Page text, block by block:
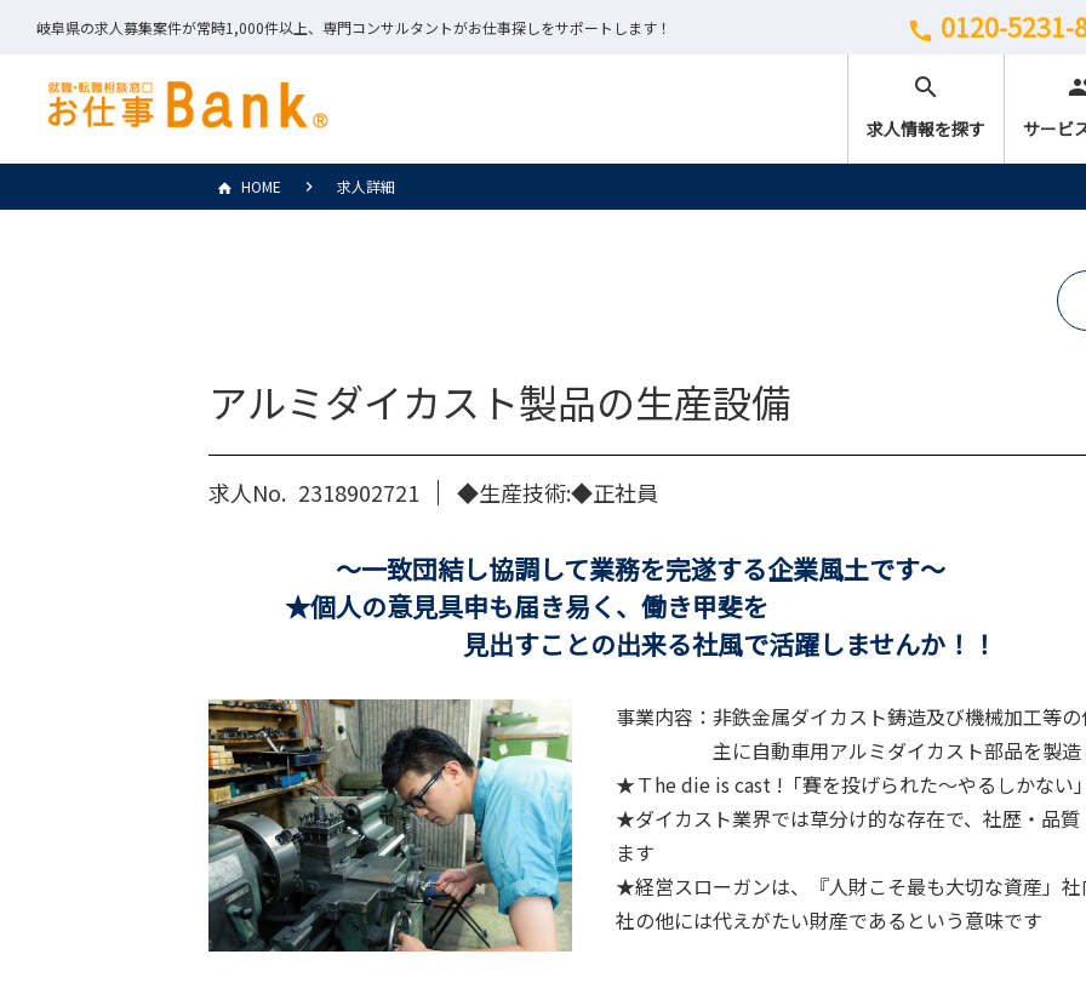
岐阜県の求人募集案件が常時1,000件以上、専門コンサルタントがお仕事探しをサポートします！ call 0120-5231-
search
求人情報を探す サービ
HOME 求人詳細
アルミダイカスト製品の生産設備
求人No. 2318902721 ◆生産技術:◆正社員
～一致団結し協調して業務を完遂する企業風土です～
★個人の意見具申も届き易く、働き甲斐を
見出すことの出来る社風で活躍しませんか！！
事業内容：非鉄金属ダイカスト鋳造及び機械加工等
主に自動車用アルミダイカスト部品を製造
★Ｔhe die is cast !「賽を投げられた～やるしかない
★ダイカスト業界では草分け的な存在で、社歴・品
ます
★経営スローガンは、『人財こそ最も大切な資産」
社の他には代えがたい財産であるという意味です